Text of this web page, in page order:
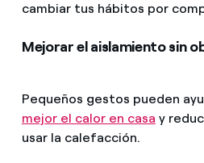
cambiar tus hábitos por
Mejorar el aislamiento sin
Pequeños gestos pueden
mejor el calor en casa y
usar la calefacción.